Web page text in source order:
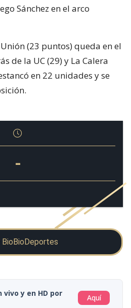
Sánchez en el arco
(23 puntos) queda en el
de la UC (29) y La Calera
en 22 unidades y se
-
y en HD por
Aquí